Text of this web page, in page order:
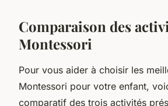
Comparaison des
Montessori
Pour vous aider à choisir les
Montessori pour votre enfant,
comparatif des trois activités